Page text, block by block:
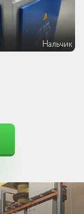
Нальчик